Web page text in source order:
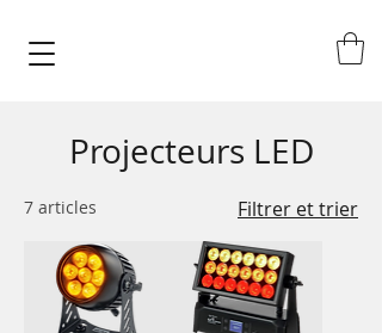
Projecteurs LED
7 articles Filtrer et trier